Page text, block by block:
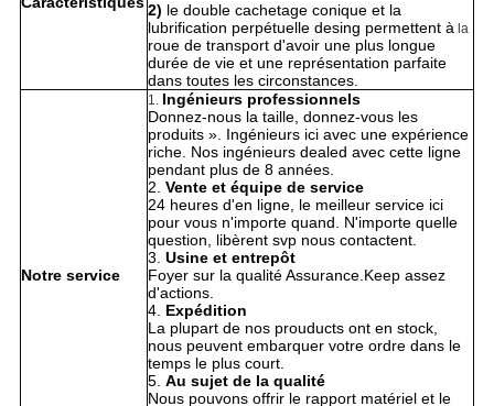
2) le double cachetage conique et la
lubrification perpétuelle desing permettent àla
roue de transport d'avoir une plus longue
durée de vie et une représentation parfaite
dans toutes les circonstances.
Notre service
1. Ingénieurs professionnels
Donnez-nous la taille, donnez-vous les
produits ». Ingénieurs ici avec une expérience
riche. Nos ingénieurs dealed avec cette ligne
pendant plus de 8 années.
2. Vente et équipe de service
24 heures d'en ligne, le meilleur service ici
pour vous n'importe quand. N'importe quelle
question, libèrent svp nous contactent.
3. Usine et entrepôt
Foyer sur la qualité Assurance.Keep assez
d'actions.
4. Expédition
La plupart de nos prouducts ont en stock,
nous peuvent embarquer votre ordre dans le
temps le plus court.
5. Au sujet de la qualité
Nous pouvons offrir le rapport matériel et le